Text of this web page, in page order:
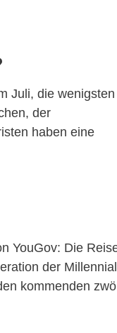
Juli, die wenigsten
der
haben eine
YouGov: Die
der
kommenden